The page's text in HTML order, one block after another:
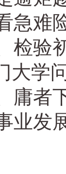
急难
检验
大学
庸者
业发